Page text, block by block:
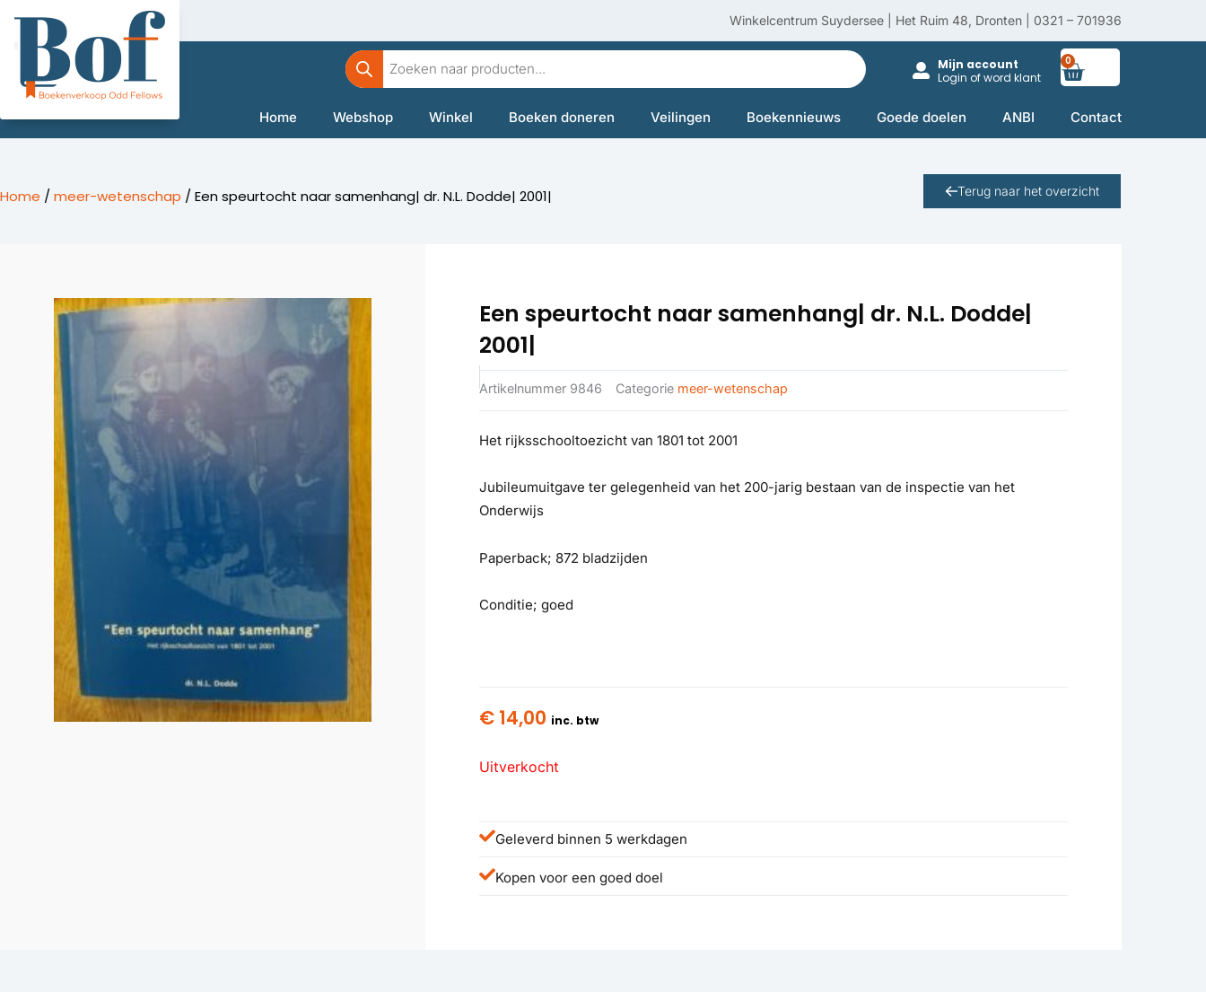
inhoud
Winkelcentrum Suydersee | Het Ruim 48, Dronten | 0321 – 701936
Producten
zoeken
Mijn account
Login of word klant
0
Home Webshop Winkel Boeken doneren Veilingen Boekennieuws Goede doelen ANBI Contact
Home / meer-wetenschap / Een speurtocht naar samenhang| dr. N.L. Dodde| 2001| Terug naar het overzicht
Een speurtocht naar samenhang| dr. N.L. Dodde|
2001|
Artikelnummer 9846 Categorie meer-wetenschap
Het rijksschooltoezicht van 1801 tot 2001
Jubileumuitgave ter gelegenheid van het 200-jarig bestaan van de inspectie van het
Onderwijs
Paperback; 872 bladzijden
Conditie; goed
€14,00 inc. btw
Uitverkocht
Geleverd binnen 5 werkdagen
Kopen voor een goed doel